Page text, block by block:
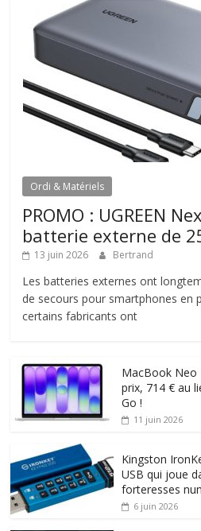
Ordi & Matériels
PROMO : UGREEN
batterie externe de
13 juin 2026 Bertrand
Les batteries externes ont
de secours pour smartphones en
certains fabricants ont
MacBook Neo
prix, 714 € au
Go !
11 juin 2026
Kingston
USB qui joue
forteresses
6 juin 2026